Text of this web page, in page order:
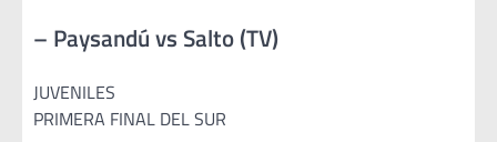
– Paysandú vs Salto (TV)
JUVENILES
PRIMERA FINAL DEL SUR